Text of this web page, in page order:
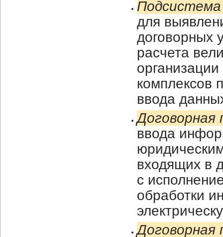
Подсистема
для
договорных
расчета
комплексов
ввода
ввода
входящих в
с
обработки